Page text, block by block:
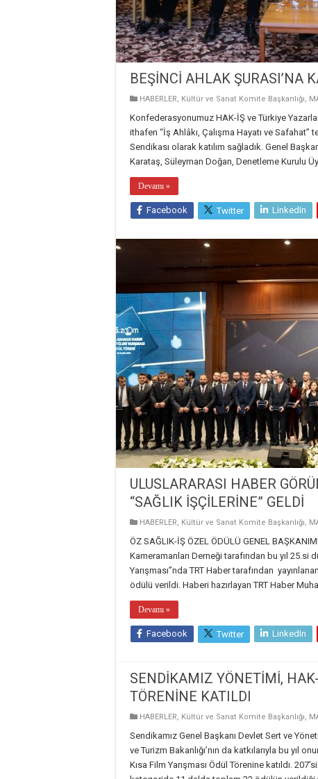
BEŞİNCİ AHLAK ŞURASI’NA
HABERLER, Kültür ve Sanat Komite Başkanlığı,
Konfederasyonumuz HAK-İŞ ve Türkiye
ithafen “İş Ahlâkı, Çalışma Hayatı ve Safahat”
Sendikası olarak katılım sağladık. Genel
Karataş, Süleyman Doğan, Denetleme Kurulu
Devamı »
Facebook Twitter LinkedIn
ULUSLARARASI HABER
“SAĞLIK İŞÇİLERİNE” GELDİ
HABERLER, Kültür ve Sanat Komite Başkanlığı,
ÖZ SAĞLIK-İŞ ÖZEL ÖDÜLÜ GENEL
Kameramanları Derneği tarafından bu yıl
Yarışması”nda TRT Haber tarafından
ödülü verildi. Haberi hazırlayan TRT Haber
Devamı »
Facebook Twitter LinkedIn
SENDİKAMIZ YÖNETİMİ,
TÖRENİNE KATILDI
HABERLER, Kültür ve Sanat Komite Başkanlığı,
Sendikamız Genel Başkanı Devlet Sert ve
ve Turizm Bakanlığı’nın da katkılarıyla bu yıl
Kısa Film Yarışması Ödül Törenine katıldı.